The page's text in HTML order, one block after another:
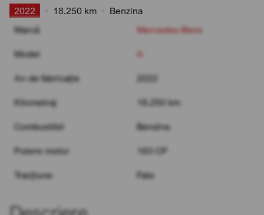
2022 18.250 km
Benzina
Marcă
Mercedes-Benz
Model A
An de fabricație 2022
Kilometraj 18.250 km
Combustibil Benzina
Putere motor 163 CP
Tracțiune Fata